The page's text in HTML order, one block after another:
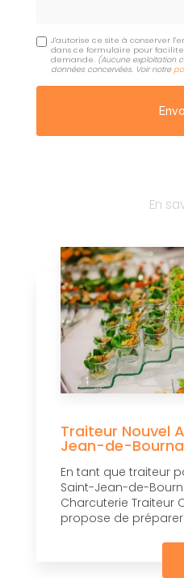
J'autorise ce site à conserver
dans ce formulaire pour
demande. (Aucune exploitation
données concervées. Voir notre
En
Traiteur Nouvel
Jean-de-
En tant que traiteur
Saint-Jean-de-
Charcuterie Traiteur
propose de